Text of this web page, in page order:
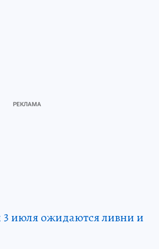
3 июля ожидаются ливни и